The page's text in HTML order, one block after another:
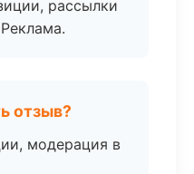
рассылки
отзыв?
модерация в